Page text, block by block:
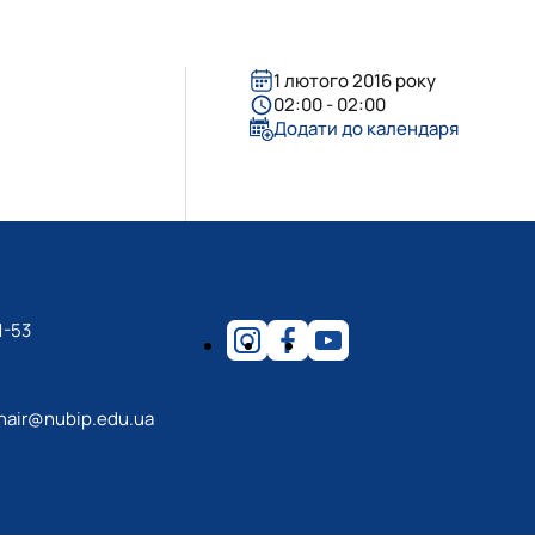
1 лютого 2016 року
02:00 - 02:00
Додати до календаря
53